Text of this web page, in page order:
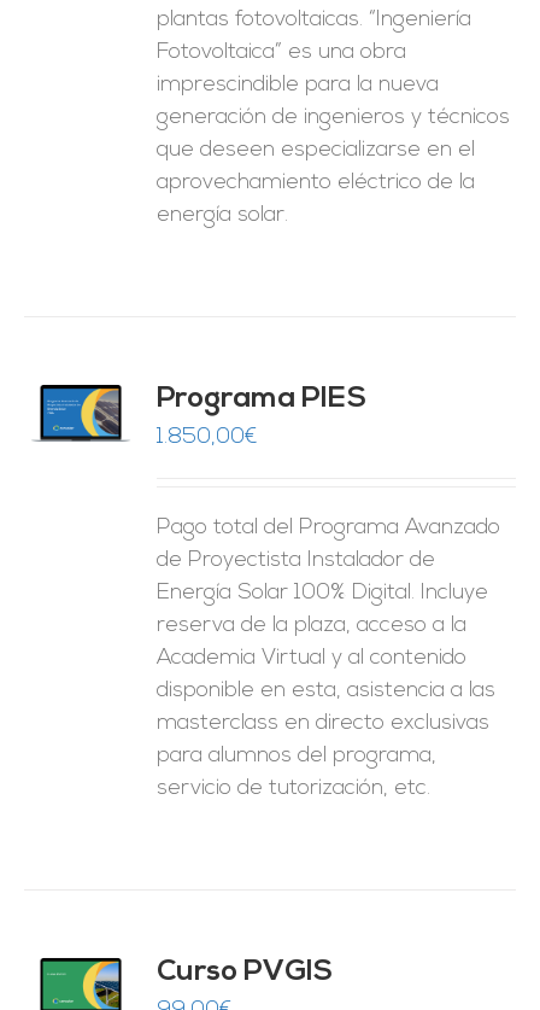
plantas fotovoltaicas. “Ingeniería
Fotovoltaica” es una obra
imprescindible para la nueva
generación de ingenieros y técnicos
que deseen especializarse en el
aprovechamiento eléctrico de la
energía solar.
Programa PIES
1.850,00€
Pago total del Programa Avanzado
de Proyectista Instalador de
Energía Solar 100% Digital. Incluye
reserva de la plaza, acceso a la
Academia Virtual y al contenido
disponible en esta, asistencia a las
masterclass en directo exclusivas
para alumnos del programa,
servicio de tutorización, etc.
Curso PVGIS